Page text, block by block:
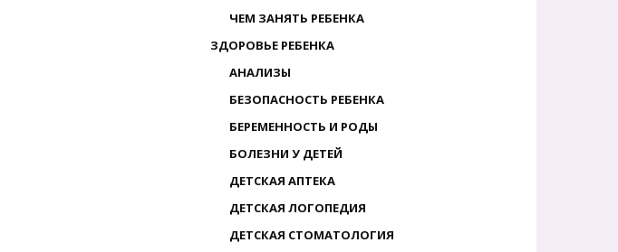
ЧЕМ ЗАНЯТЬ РЕБЕНКА
ЗДОРОВЬЕ РЕБЕНКА
АНАЛИЗЫ
БЕЗОПАСНОСТЬ РЕБЕНКА
БЕРЕМЕННОСТЬ И РОДЫ
БОЛЕЗНИ У ДЕТЕЙ
ДЕТСКАЯ АПТЕКА
ДЕТСКАЯ ЛОГОПЕДИЯ
ДЕТСКАЯ СТОМАТОЛОГИЯ